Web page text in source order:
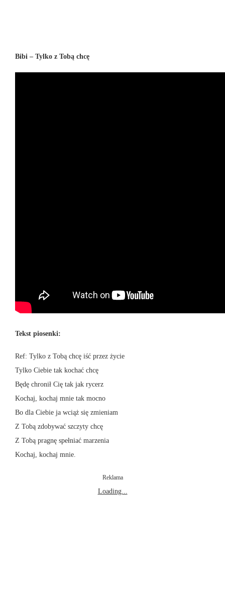
Bibi – Tylko z Tobą chcę
Tekst piosenki:
Ref: Tylko z Tobą chcę iść przez życie
Tylko Ciebie tak kochać chcę
Będę chronił Cię tak jak rycerz
Kochaj, kochaj mnie tak mocno
Bo dla Ciebie ja wciąż się zmieniam
Z Tobą zdobywać szczyty chcę
Z Tobą pragnę spełniać marzenia
Kochaj, kochaj mnie.
Reklama
Loading...